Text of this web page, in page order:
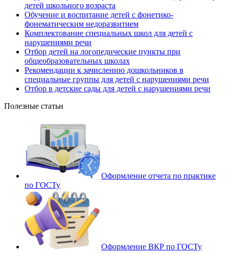
детей школьного возраста
Обучение и воспитание детей с фонетико-
фонематическим недоразвитием
Комплектование специальных школ для детей с
нарушениями речи
Отбор детей на логопедические пункты при
общеобразовательных школах
Рекомендации к зачислению дошкольников в
специальные группы для детей с нарушениями речи
Отбор в детские сады для детей с нарушениями речи
Полезные статьи
Оформление отчета по практике
по ГОСТу
Оформление ВКР по ГОСТу